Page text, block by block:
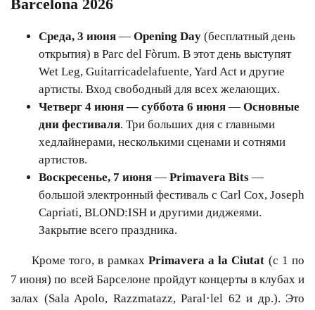
Barcelona 2026
Среда, 3 июня — Opening Day (бесплатный день
открытия) в Parc del Fòrum. В этот день выступят
Wet Leg, Guitarricadelafuente, Yard Act и другие
артисты. Вход свободный для всех желающих.
Четверг 4 июня — суббота 6 июня — Основные
дни фестиваля. Три больших дня с главными
хедлайнерами, несколькими сценами и сотнями
артистов.
Воскресенье, 7 июня — Primavera Bits —
большой электронный фестиваль с Carl Cox, Joseph
Capriati, BLOND:ISH и другими диджеями.
Закрытие всего праздника.
Кроме того, в рамках Primavera a la Ciutat (с 1 по
7 июня) по всей Барселоне пройдут концерты в клубах и
залах (Sala Apolo, Razzmatazz, Paral·lel 62 и др.). Это